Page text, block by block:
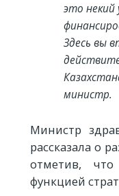
это некий
Здесь вы
министр.
Министр
рассказала о
отметив,
функцией